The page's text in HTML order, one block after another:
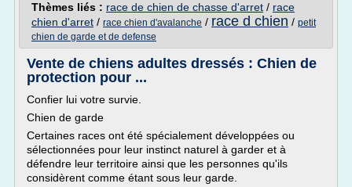
Thèmes liés : race de chien de chasse d'arret / race
chien d'arret / race chien d'avalanche / race d chien / petit
chien de garde et de defense
Vente de chiens adultes dressés : Chien de
protection pour ...
Confier lui votre survie.
Chien de garde
Certaines races ont été spécialement développées ou
sélectionnées pour leur instinct naturel à garder et à
défendre leur territoire ainsi que les personnes qu'ils
considèrent comme étant sous leur garde.